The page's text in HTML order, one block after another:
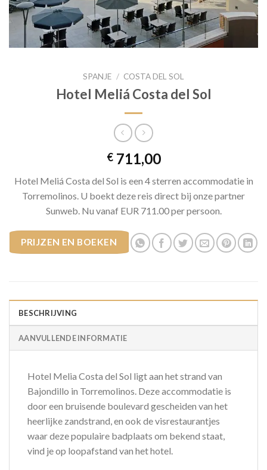
SPANJE / COSTA DEL SOL
Hotel Meliá Costa del Sol
€711,00
Hotel Meliá Costa del Sol is een 4 sterren accommodatie in
Torremolinos. U boekt deze reis direct bij onze partner
Sunweb. Nu vanaf EUR 711.00 per persoon.
PRIJZEN EN BOEKEN
BESCHRIJVING
AANVULLENDE INFORMATIE
Hotel Melia Costa del Sol ligt aan het strand van
Bajondillo in Torremolinos. Deze accommodatie is
door een bruisende boulevard gescheiden van het
heerlijke zandstrand, en ook de visrestaurantjes
waar deze populaire badplaats om bekend staat,
vind je op loopafstand van het hotel.